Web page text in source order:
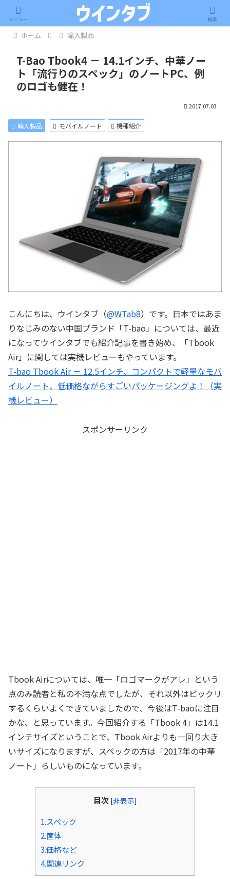
記事内に広告が含まれています。
ホーム 輸入製品
T-Bao Tbook4 － 14.1インチ、中華ノー
ト「流行りのスペック」のノートPC、例
のロゴも健在！
2017.07.03
輸入製品 モバイルノート 機種紹介
こんにちは、ウインタブ（@WTab8）です。日本ではあま
りなじみのない中国ブランド「T-bao」については、最近
になってウインタブでも紹介記事を書き始め、「Tbook
Air」に関しては実機レビューもやっています。
T-bao Tbook Air － 12.5インチ、コンパクトで軽量なモバ
イルノート、低価格ながらすごいパッケージングよ！（実
機レビュー）
スポンサーリンク
Tbook Airについては、唯一「ロゴマークがアレ」という
点のみ読者と私の不満な点でしたが、それ以外はビックリ
するくらいよくできていましたので、今後はT-baoに注目
かな、と思っています。今回紹介する「Tbook 4」は14.1
インチサイズということで、Tbook Airよりも一回り大き
いサイズになりますが、スペックの方は「2017年の中華
ノート」らしいものになっています。
目次 [非表示]
1.スペック
2.筐体
3.価格など
4.関連リンク
メニュー 検索